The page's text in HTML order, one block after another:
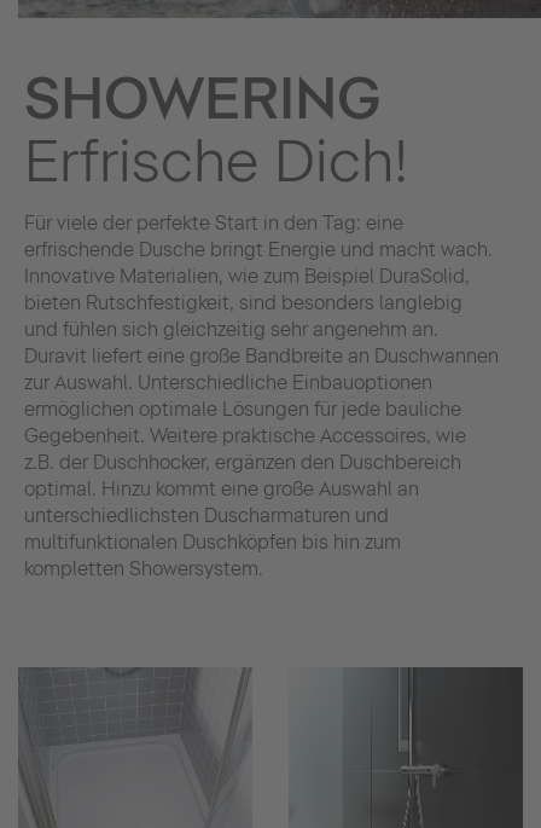
SHOWERING
Erfrische Dich!
Für viele der perfekte Start in den Tag: eine
erfrischende Dusche bringt Energie und macht wach.
Innovative Materialien, wie zum Beispiel DuraSolid,
bieten Rutschfestigkeit, sind besonders langlebig
und fühlen sich gleichzeitig sehr angenehm an.
Duravit liefert eine große Bandbreite an Duschwannen
zur Auswahl. Unterschiedliche Einbauoptionen
ermöglichen optimale Lösungen für jede bauliche
Gegebenheit. Weitere praktische Accessoires, wie
z.B. der Duschhocker, ergänzen den Duschbereich
optimal. Hinzu kommt eine große Auswahl an
unterschiedlichsten Duscharmaturen und
multifunktionalen Duschköpfen bis hin zum
kompletten Showersystem.